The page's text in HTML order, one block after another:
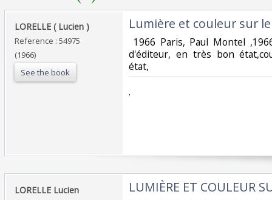
‎LORELLE ( Lucien ) ‎
Reference : 54975
(1966)
See the book
‎Lumière et couleur sur
1966 Paris, Paul Montel
d'éditeur, en très bon
état, ‎
‎. ‎
‎LORELLE Lucien ‎ ‎LUMIÈRE ET COULEUR